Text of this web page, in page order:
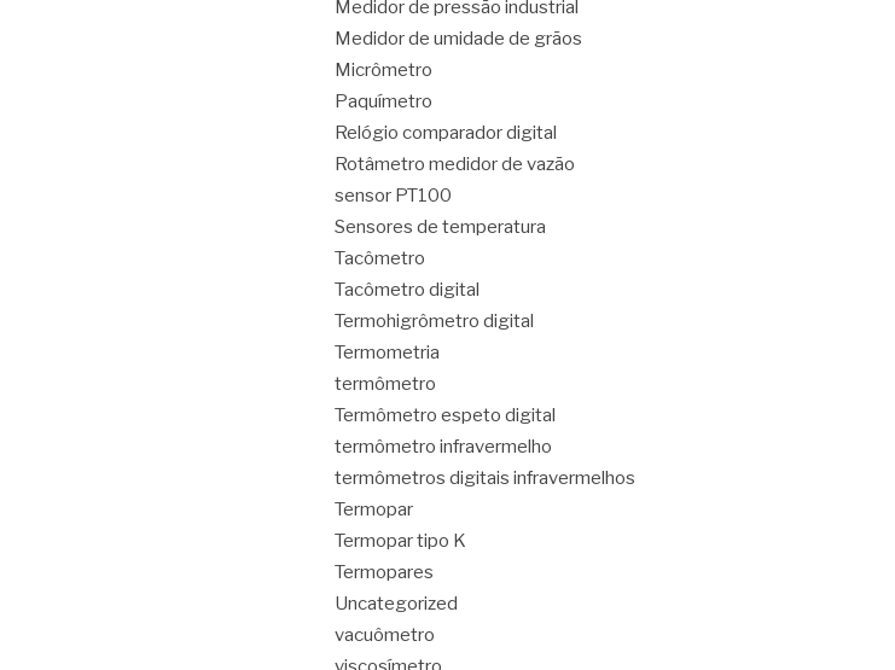
Medidor de pressão industrial
Medidor de umidade de grãos
Micrômetro
Paquímetro
Relógio comparador digital
Rotâmetro medidor de vazão
sensor PT100
Sensores de temperatura
Tacômetro
Tacômetro digital
Termohigrômetro digital
Termometria
termômetro
Termômetro espeto digital
termômetro infravermelho
termômetros digitais infravermelhos
Termopar
Termopar tipo K
Termopares
Uncategorized
vacuômetro